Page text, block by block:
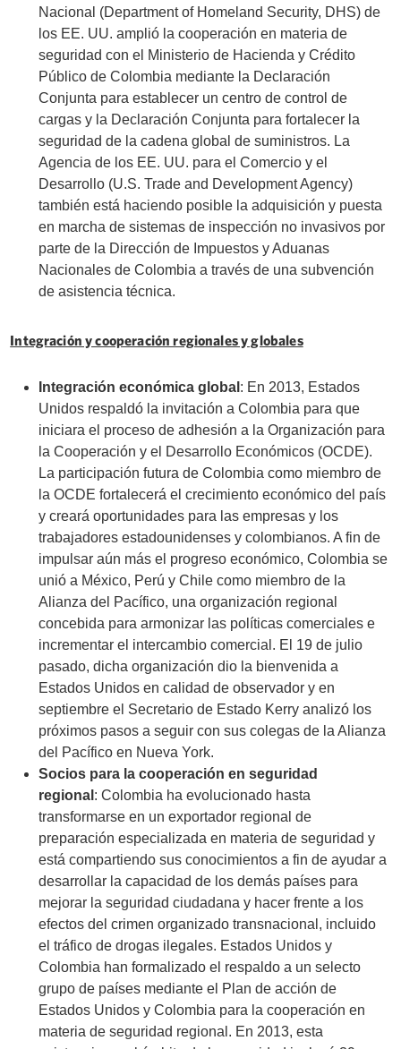
Nacional (Department of Homeland Security, DHS) de
los EE. UU. amplió la cooperación en materia de
seguridad con el Ministerio de Hacienda y Crédito
Público de Colombia mediante la Declaración
Conjunta para establecer un centro de control de
cargas y la Declaración Conjunta para fortalecer la
seguridad de la cadena global de suministros. La
Agencia de los EE. UU. para el Comercio y el
Desarrollo (U.S. Trade and Development Agency)
también está haciendo posible la adquisición y puesta
en marcha de sistemas de inspección no invasivos por
parte de la Dirección de Impuestos y Aduanas
Nacionales de Colombia a través de una subvención
de asistencia técnica.
Integración y cooperación regionales y globales
Integración económica global : En 2013, Estados
Unidos respaldó la invitación a Colombia para que
iniciara el proceso de adhesión a la Organización para
la Cooperación y el Desarrollo Económicos (OCDE).
La participación futura de Colombia como miembro de
la OCDE fortalecerá el crecimiento económico del país
y creará oportunidades para las empresas y los
trabajadores estadounidenses y colombianos. A fin de
impulsar aún más el progreso económico, Colombia se
unió a México, Perú y Chile como miembro de la
Alianza del Pacífico, una organización regional
concebida para armonizar las políticas comerciales e
incrementar el intercambio comercial. El 19 de julio
pasado, dicha organización dio la bienvenida a
Estados Unidos en calidad de observador y en
septiembre el Secretario de Estado Kerry analizó los
próximos pasos a seguir con sus colegas de la Alianza
del Pacífico en Nueva York.
Socios para la cooperación en seguridad
regional : Colombia ha evolucionado hasta
transformarse en un exportador regional de
preparación especializada en materia de seguridad y
está compartiendo sus conocimientos a fin de ayudar a
desarrollar la capacidad de los demás países para
mejorar la seguridad ciudadana y hacer frente a los
efectos del crimen organizado transnacional, incluido
el tráfico de drogas ilegales. Estados Unidos y
Colombia han formalizado el respaldo a un selecto
grupo de países mediante el Plan de acción de
Estados Unidos y Colombia para la cooperación en
materia de seguridad regional. En 2013, esta